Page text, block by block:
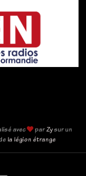
avec parZysur un
la légion étrange